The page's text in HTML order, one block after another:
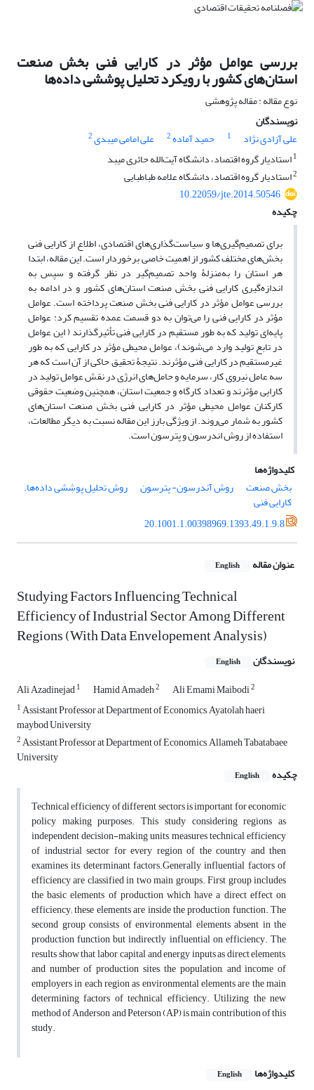
بررسی عوامل مؤثر در کارایی فنی بخش صنعت
استان‌‌های کشور با رویکرد تحلیل پوششی داد‌ه‌‌ها
نوع مقاله : مقاله پژوهشی
نویسندگان
علی آزادی نژاد
1 حمید آماده2 علی امامی میبدی2
1استادیار گروه اقتصاد، دانشگاه آیت‌الله حائری میبد
2استادیار گروه اقتصاد، دانشگاه علامه طباطبایی
10.22059/jte.2014.50546
چکیده
برای تصمیم‌گیری‌‌ها و سیاست‌‌گذاری‌های اقتصادی، اطلاع از کارایی فنی
بخش‌‌های مختلف کشور از اهمیت خاصی برخوردار است. این مقاله، ابتدا
هر استان را به‌منزلۀ واحد تصمیم‌‌گیر در نظر گرفته و سپس به
اندازه‌‌گیری کارایی فنی بخش صنعت استان‌‌های کشور و در ادامه به
بررسی عوامل مؤثر در کارایی فنی بخش صنعت پرداخته است. عوامل
مؤثر در کارایی فنی را می‌‌توان به دو قسمت عمده تقسیم کرد: عوامل
پایه‌‌ای تولید که به طور مستقیم در کارایی فنی تأثیر‌‌گذارند ( این عوامل
در تابع تولید وارد می‌‌شوند)، عوامل محیطی مؤثر در کارایی که به طور
غیرمستقیم در کارایی فنی مؤثرند. نتیجۀ تحقیق حاکی از آن است که هر
سه عامل نیروی کار، سرمایه و حامل‌‌های انرژی در نقش عوامل تولید در
کارایی مؤثرند و تعداد کارگاه و جمعیت استان، همچنین وضعیت حقوقی
کارکنان عوامل محیطی مؤثر در کارایی فنی بخش صنعت استان‌‌های
کشور به شمار می‌روند. از ویژگی بارز این مقاله نسبت به دیگر مطالعات،
استفاده از روش اندرسون و پترسون است.
کلیدواژه‌ها
بخش صنعت
روش آندرسون- پترسون روش تحلیل پوششی داده‌ها.
کارایی فنی
20.1001.1.00398969.1393.49.1.9.8
عنوان مقاله English
Studying Factors Influencing Technical
Efficiency of Industrial Sector Among Different
Regions (With Data Envelopement Analysis)
نویسندگان English
Ali Azadinejad1 Hamid Amadeh2 Ali Emami Maibodi2
1Assistant Professor at Department of Economics, Ayatolah haeri
maybod University
2Assistant Professor at Department of Economics, Allameh Tabatabaee
University
چکیده
English
Technical efficiency of different sectors is important for economic
policy making purposes. This study considering regions as
independent decision-making units, measures technical efficiency
of industrial sector for every region of the country and then
examines its determinant factors.Generally influential factors of
efficiency are classified in two main groups. First group includes
the basic elements of production which have a direct effect on
efficiency; these elements are inside the production function. The
second group consists of environmental elements absent in the
production function but indirectly influential on efficiency. The
results show that labor, capital and energy inputs as direct elements,
and number of production sites, the population, and income of
employers in each region as environmental elements are the main
determining factors of technical efficiency. Utilizing the new
method of Anderson and Peterson (AP) is main contribution of this
study.
کلیدواژه‌ها English